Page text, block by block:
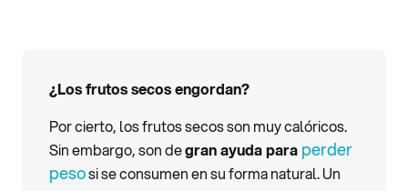
¿Los frutos secos engordan?
Por cierto, los frutos secos son muy calóricos.
Sin embargo, son degran ayuda para perder
pesosi se consumen en su forma natural. Un